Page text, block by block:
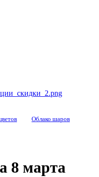
Облако шаров
8 марта